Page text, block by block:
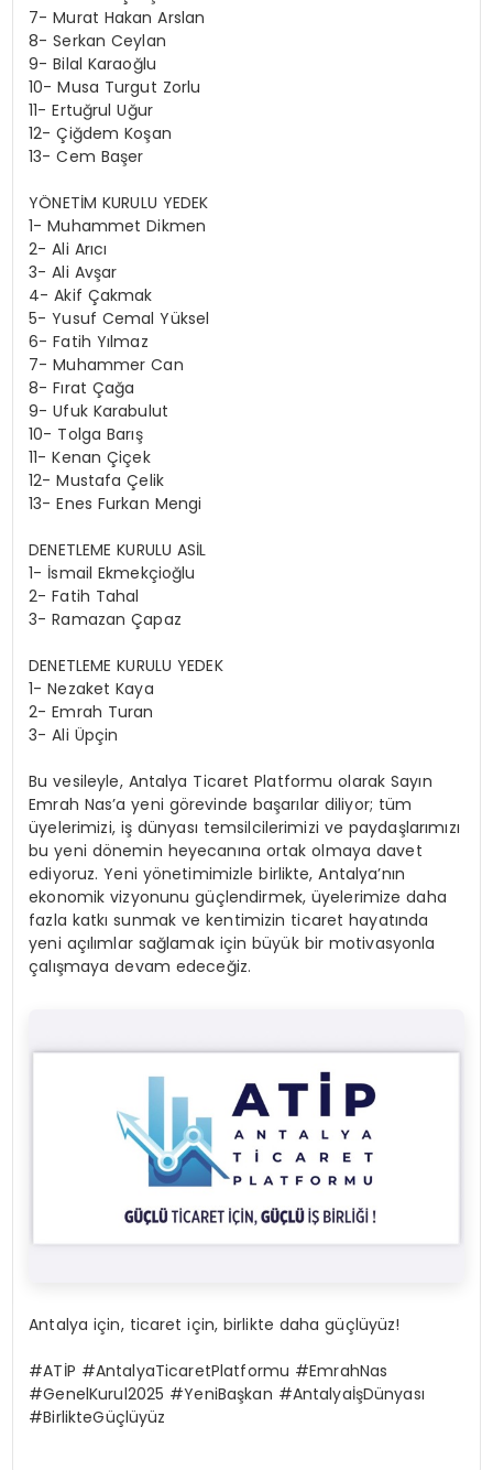
7- Murat Hakan Arslan
8- Serkan Ceylan
9- Bilal Karaoğlu
10- Musa Turgut Zorlu
11- Ertuğrul Uğur
12- Çiğdem Koşan
13- Cem Başer
YÖNETİM KURULU YEDEK
1- Muhammet Dikmen
2- Ali Arıcı
3- Ali Avşar
4- Akif Çakmak
5- Yusuf Cemal Yüksel
6- Fatih Yılmaz
7- Muhammer Can
8- Fırat Çağa
9- Ufuk Karabulut
10- Tolga Barış
11- Kenan Çiçek
12- Mustafa Çelik
13- Enes Furkan Mengi
DENETLEME KURULU ASİL
1- İsmail Ekmekçioğlu
2- Fatih Tahal
3- Ramazan Çapaz
DENETLEME KURULU YEDEK
1- Nezaket Kaya
2- Emrah Turan
3- Ali Üpçin
Bu vesileyle, Antalya Ticaret Platformu olarak Sayın
Emrah Nas’a yeni görevinde başarılar diliyor; tüm
üyelerimizi, iş dünyası temsilcilerimizi ve paydaşlarımızı
bu yeni dönemin heyecanına ortak olmaya davet
ediyoruz. Yeni yönetimimizle birlikte, Antalya’nın
ekonomik vizyonunu güçlendirmek, üyelerimize daha
fazla katkı sunmak ve kentimizin ticaret hayatında
yeni açılımlar sağlamak için büyük bir motivasyonla
çalışmaya devam edeceğiz.
Antalya için, ticaret için, birlikte daha güçlüyüz!
#ATİP #AntalyaTicaretPlatformu #EmrahNas
#GenelKurul2025 #YeniBaşkan #AntalyaİşDünyası
#BirlikteGüçlüyüz